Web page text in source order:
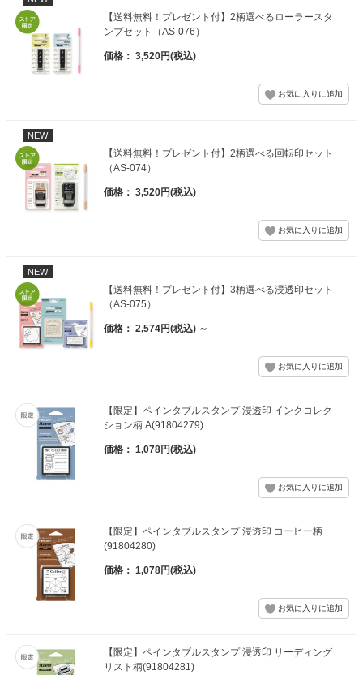
【送料無料！プレゼント付】2柄選べるローラースタ
ンプセット（AS-076）
価格： 3,520円(税込)
NEW
【送料無料！プレゼント付】2柄選べる回転印セット
（AS-074）
価格： 3,520円(税込)
NEW
【送料無料！プレゼント付】3柄選べる浸透印セット
（AS-075）
価格： 2,574円(税込) ～
【限定】ペインタブルスタンプ 浸透印 インクコレク
ション柄 A(91804279)
価格： 1,078円(税込)
【限定】ペインタブルスタンプ 浸透印 コーヒー柄
(91804280)
価格： 1,078円(税込)
【限定】ペインタブルスタンプ 浸透印 リーディング
リスト柄(91804281)